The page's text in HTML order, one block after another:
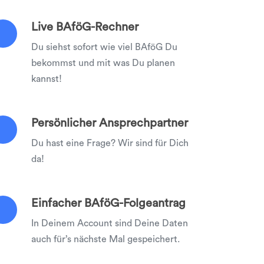
Live BAföG-Rechner
Du siehst sofort wie viel BAföG Du
bekommst und mit was Du planen
kannst!
Persönlicher Ansprechpartner
Du hast eine Frage? Wir sind für Dich
da!
Einfacher BAföG-Folgeantrag
In Deinem Account sind Deine Daten
auch für’s nächste Mal gespeichert.